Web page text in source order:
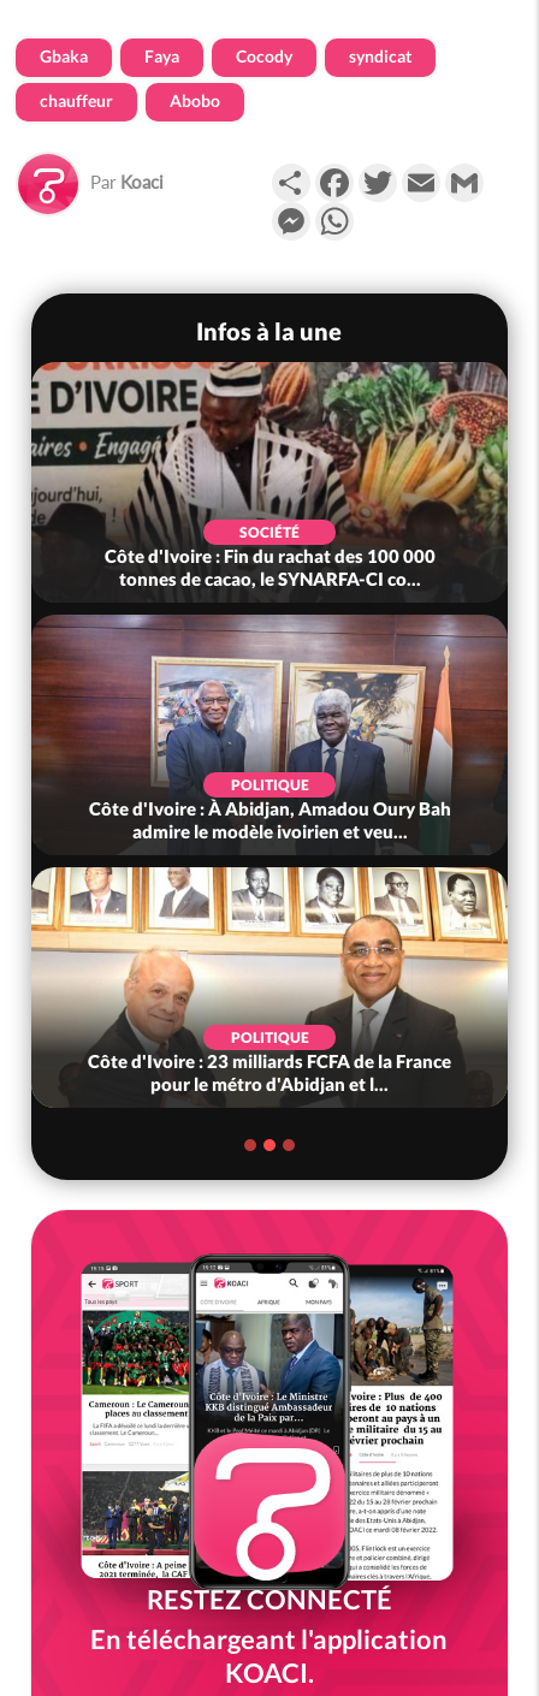
Gbaka Faya Cocody syndicat
chauffeur Abobo
Par Koaci PartagerFacebookTwitterEmail
Messenger
Infos à la une
SOCIÉTÉ
Côte d'Ivoire : Fin du rachat des 100 000
tonnes de cacao, le SYNARFA-CI co...
POLITIQUE
Côte d'Ivoire : À Abidjan, Amadou Oury Bah
admire le modèle ivoirien et veu...
POLITIQUE
Côte d'Ivoire : 23 milliards FCFA de la France
pour le métro d'Abidjan et l...
RESTEZ CONNECTÉ
En téléchargeant l'application
KOACI.